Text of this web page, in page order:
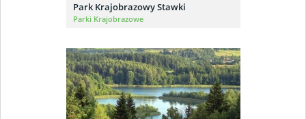
Park Krajobrazowy Stawki
Parki Krajobrazowe